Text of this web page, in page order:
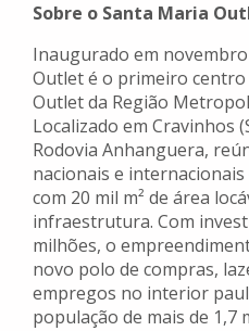
Sobre o Santa Maria
Inaugurado em
Outlet é o primeiro
Outlet da Região
Localizado em Cravinhos
Rodovia Anhanguera,
nacionais e
com 20 mil m² de área
infraestrutura. Com
milhões, o
novo polo de compras,
empregos no interior
população de mais de 1,7